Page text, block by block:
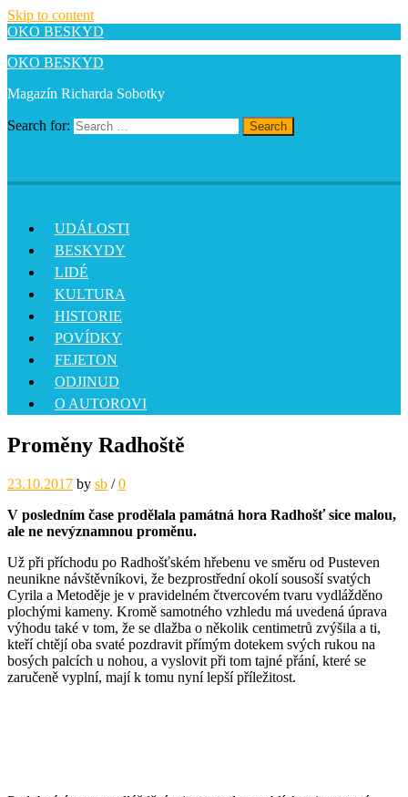
Skip to content
OKO BESKYD
OKO BESKYD
Magazín Richarda Sobotky
Search for: Search
UDÁLOSTI
BESKYDY
LIDÉ
KULTURA
HISTORIE
POVÍDKY
FEJETON
ODJINUD
O AUTOROVI
Proměny Radhoště
23.10.2017 by sb / 0
V posledním čase prodělala památná hora Radhošť sice malou,
ale ne nevýznamnou proměnu.
Už při příchodu po Radhošťském hřebenu ve směru od Pusteven
neunikne návštěvníkovi, že bezprostřední okolí sousoší svatých
Cyrila a Metoděje je v pravidelném čtvercovém tvaru vydlážděno
plochými kameny. Kromě samotného vzhledu má uvedená úprava
výhodu také v tom, že se dlažba o několik centimetrů zvýšila a ti,
kteří chtějí oba svaté pozdravit přímým dotekem svých rukou na
bosých palcích u nohou, a vyslovit při tom tajné přání, které se
zaručeně vyplní, mají k tomu nyní lepší příležitost.